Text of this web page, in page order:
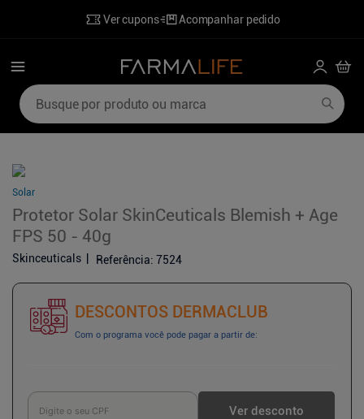
Ver cupons Acompanhar pedido
Busque por produto ou marca
Solar
Protetor Solar SkinCeuticals Blemish + Age
FPS 50 - 40g
Skinceuticals Referência: 7524
DESCONTOS DERMACLUB
Com o programa você pode pagar a partir de:
Ver desconto
3º
shampoo
4º
hidratante corporal
poviztra
8º
perfumes